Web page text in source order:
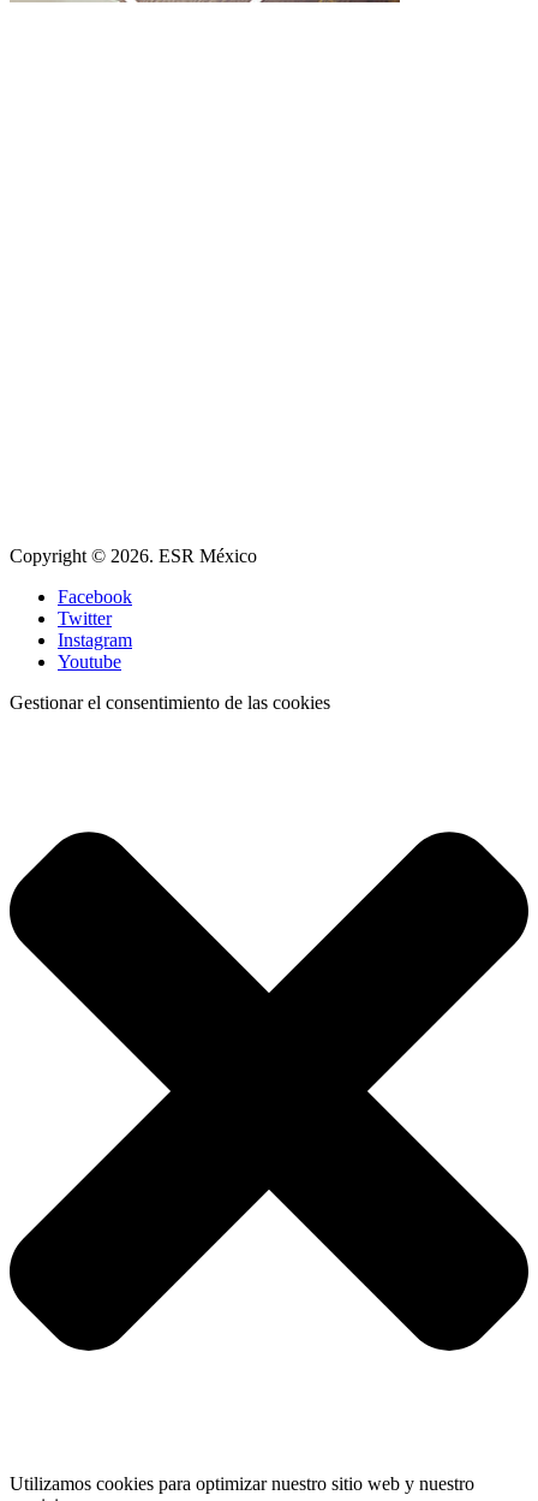
Copyright © 2026. ESR México
Facebook
Twitter
Instagram
Youtube
Gestionar el consentimiento de las cookies
Utilizamos cookies para optimizar nuestro sitio web y nuestro